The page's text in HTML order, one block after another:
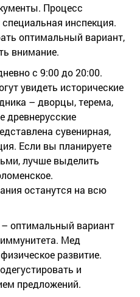
Процесс
инспекция.
оптимальный вариант,
внимание.
с 9:00 до 20:00.
увидеть исторические
– дворцы, терема,
древнерусские
сувенирная,
Если вы планируете
лучше выделить
останутся на всю
оптимальный вариант
Мед
развитие.
и
предложений.